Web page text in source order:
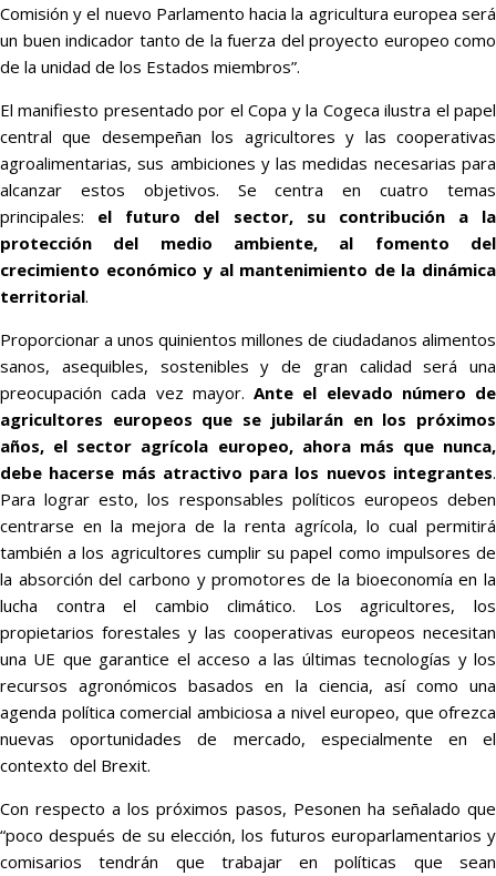
Comisión y el nuevo Parlamento hacia la agricultura europea será
un buen indicador tanto de la fuerza del proyecto europeo como
de la unidad de los Estados miembros”.
El manifiesto presentado por el Copa y la Cogeca ilustra el papel
central que desempeñan los agricultores y las cooperativas
agroalimentarias, sus ambiciones y las medidas necesarias para
alcanzar estos objetivos. Se centra en cuatro temas
principales: el futuro del sector, su contribución a la
protección del medio ambiente, al fomento del
crecimiento económico y al mantenimiento de la dinámica
territorial.
Proporcionar a unos quinientos millones de ciudadanos alimentos
sanos, asequibles, sostenibles y de gran calidad será una
preocupación cada vez mayor. Ante el elevado número de
agricultores europeos que se jubilarán en los próximos
años, el sector agrícola europeo, ahora más que nunca,
debe hacerse más atractivo para los nuevos integrantes.
Para lograr esto, los responsables políticos europeos deben
centrarse en la mejora de la renta agrícola, lo cual permitirá
también a los agricultores cumplir su papel como impulsores de
la absorción del carbono y promotores de la bioeconomía en la
lucha contra el cambio climático. Los agricultores, los
propietarios forestales y las cooperativas europeos necesitan
una UE que garantice el acceso a las últimas tecnologías y los
recursos agronómicos basados en la ciencia, así como una
agenda política comercial ambiciosa a nivel europeo, que ofrezca
nuevas oportunidades de mercado, especialmente en el
contexto del Brexit.
Con respecto a los próximos pasos, Pesonen ha señalado que
“poco después de su elección, los futuros europarlamentarios y
comisarios tendrán que trabajar en políticas que sean